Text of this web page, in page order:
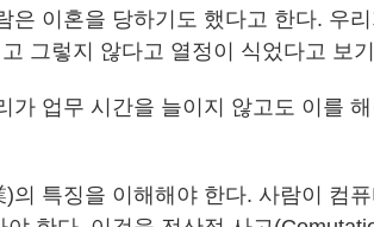
은 이혼을 당하기도 했다고 한다. 우
그렇지 않다고 열정이 식었다고 보
가 업무 시간을 늘이지 않고도 이를
의 특징을 이해해야 한다. 사람이 컴